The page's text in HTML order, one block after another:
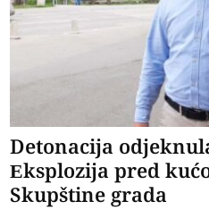
Detonacija
Eksplozija pred
Skupštine grada